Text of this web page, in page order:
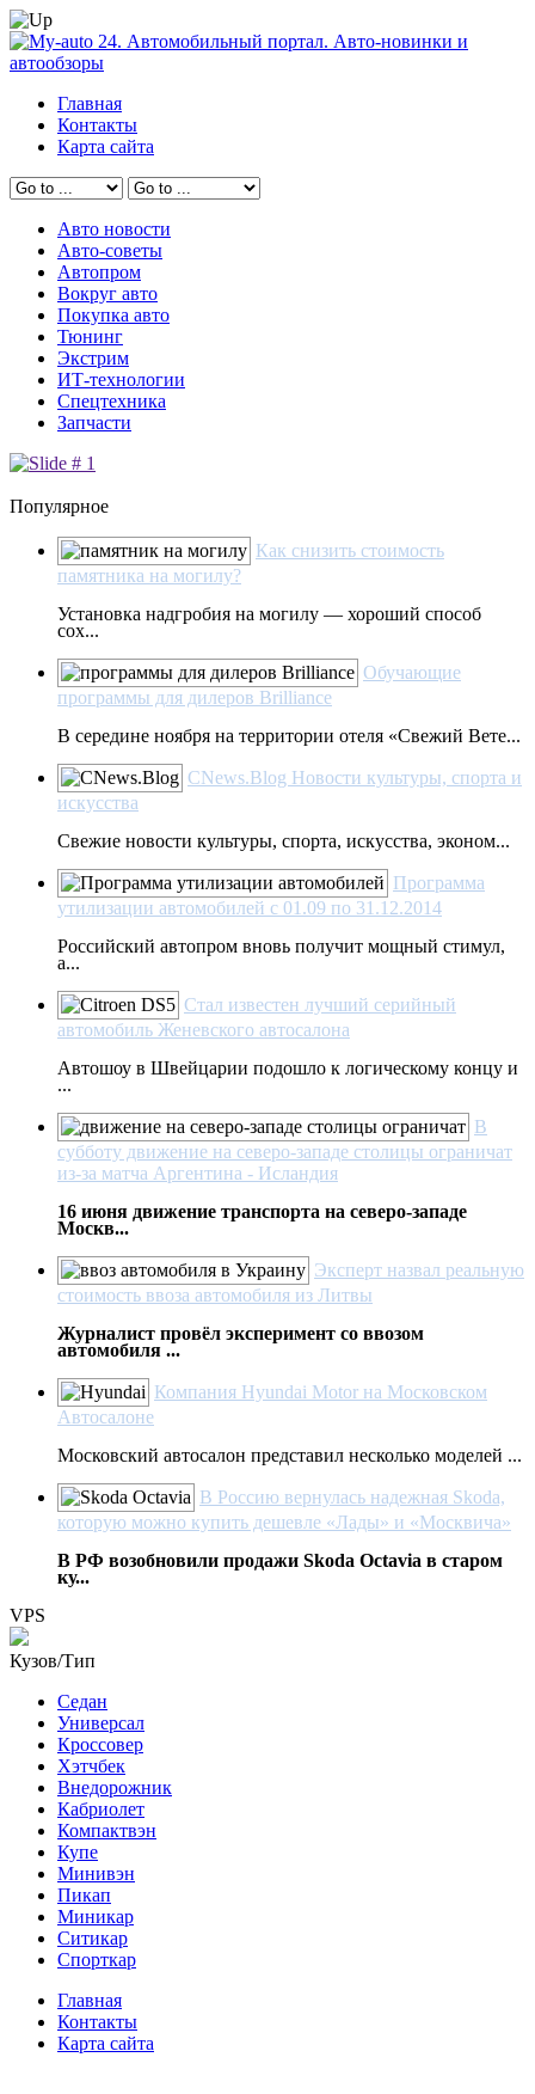
Главная
Контакты
Карта сайта
Авто новости
Авто-советы
Автопром
Вокруг авто
Покупка авто
Тюнинг
Экстрим
ИТ-технологии
Спецтехника
Запчасти
Популярное
Как снизить стоимость
памятника на могилу?
Установка надгробия на могилу — хороший способ
сох...
Обучающие
программы для дилеров Brilliance
В середине ноября на территории отеля «Свежий Вете...
CNews.Blog Новости культуры, спорта и
искусства
Свежие новости культуры, спорта, искусства, эконом...
Программа
утилизации автомобилей с 01.09 по 31.12.2014
Российский автопром вновь получит мощный стимул,
а...
Стал известен лучший серийный
автомобиль Женевского автосалона
Автошоу в Швейцарии подошло к логическому концу и
...
В
субботу движение на северо-западе столицы ограничат
из-за матча Аргентина - Исландия
16 июня движение транспорта на северо-западе
Москв...
Эксперт назвал реальную
стоимость ввоза автомобиля из Литвы
Журналист провёл эксперимент со ввозом
автомобиля ...
Компания Hyundai Motor на Московском
Автосалоне
Московский автосалон представил несколько моделей ...
В Россию вернулась надежная Skoda,
которую можно купить дешевле «Лады» и «Москвича»
В РФ возобновили продажи Skoda Octavia в старом
ку...
VPS
Кузов/Тип
Седан
Универсал
Кроссовер
Хэтчбек
Внедорожник
Кабриолет
Компактвэн
Купе
Минивэн
Пикап
Миникар
Ситикар
Спорткар
Главная
Контакты
Карта сайта